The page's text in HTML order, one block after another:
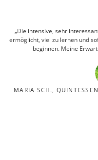
„Die intensive, sehr
ermöglicht, viel zu lernen und
beginnen. Meine
MARIA SCH.,